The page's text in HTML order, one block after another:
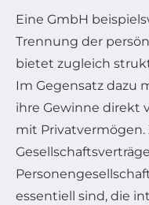
Eine GmbH
Trennung der
bietet zugleich
Im Gegensatz dazu
ihre Gewinne direkt
mit
essentiell sind, die